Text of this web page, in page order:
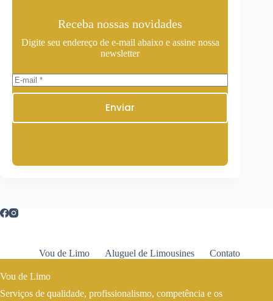
Receba nossas novidades
Digite seu endereço de e-mail abaixo e assine nossa
newsletter
Enviar
Vou de Limo Aluguel de Limousines Contato
Vou de Limo
Serviços de qualidade, profissionalismo, competência e os